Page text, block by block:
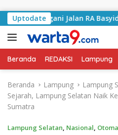
Uptodate
Tangani Jalan RA Basyid,
Beranda REDAKSI Lampung
Beranda Lampung Lampung
Sejarah, Lampung Selatan Naik
Sumatra
Lampung Selatan, Nasional,